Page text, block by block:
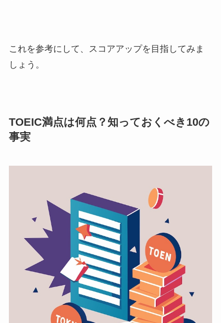
これを参考にして、スコアアップを目指してみま
しょう。
TOEIC満点は何点？知っておくべき10の
事実